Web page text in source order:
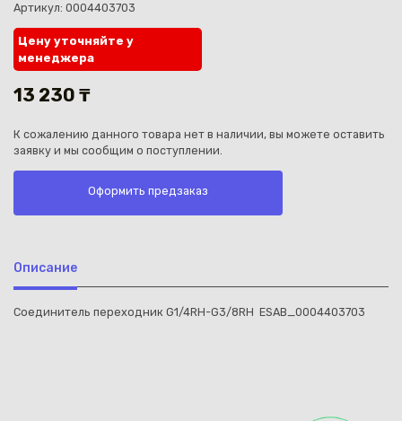
Каз
Артикул: 0004403703
Цену уточняйте у
менеджера
13 230 ₸
К сожалению данного товара нет в наличии, вы можете оставить
заявку и мы сообщим о поступлении.
Оформить предзаказ
Описание
Соединитель переходник G1/4RH-G3/8RH ESAB_0004403703